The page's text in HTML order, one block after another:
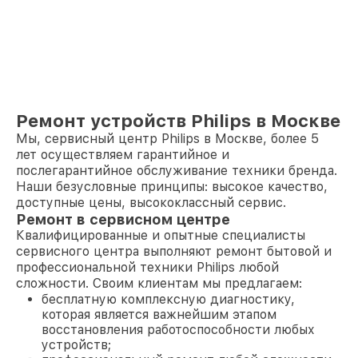
Ремонт устройств Philips в Москве
Мы, сервисный центр Philips в Москве, более 5
лет осуществляем гарантийное и
послегарантийное обслуживание техники бренда.
Наши безусловные принципы: высокое качество,
доступные цены, высококлассный сервис.
Ремонт в сервисном центре
Квалифицированные и опытные специалисты
сервисного центра выполняют ремонт бытовой и
профессиональной техники Philips любой
сложности. Своим клиентам мы предлагаем:
бесплатную комплексную диагностику,
которая является важнейшим этапом
восстановления работоспособности любых
устройств;